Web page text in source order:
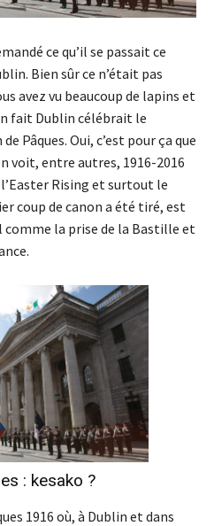
ce qu’il se passait ce
Bien sûr ce n’était pas
avez vu beaucoup de lapins et
fait Dublin célébrait le
Pâques. Oui, c’est pour ça que
voit, entre autres, 1916-2016
Rising et surtout le
coup de canon a été tiré, est
la prise de la Bastille et
: kesako ?
1916 où, à Dublin et dans